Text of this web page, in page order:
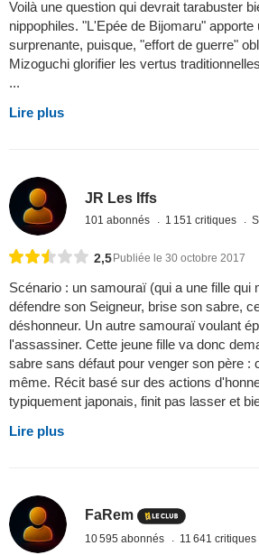
Voilà une question qui devrait tarabuster
nippophiles. "L'Epée de Bijomaru"
surprenante, puisque, "effort de guerre"
Mizoguchi glorifier les vertus
...
Lire plus
JR Les Iffs
101 abonnés 1 151 critiques
2,5Publiée le 30 octobre 2017
Scénario : un samouraï (qui a une fille qui
défendre son Seigneur, brise son sabre,
déshonneur. Un autre samouraï voulant
l'assassiner. Cette jeune fille va donc
sabre sans défaut pour venger son père :
même. Récit basé sur des actions
typiquement japonais, finit pas lasser et
Lire plus
FaRem
10 595 abonnés 11 641 critiques